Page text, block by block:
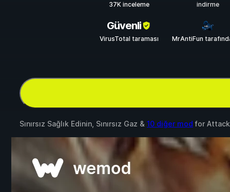
37K inceleme indirme
Güvenli
VirusTotal taraması MrAntiFun
Sınırsız Sağlık Edinin, Sınırsız Gaz & 10 diğer mod for